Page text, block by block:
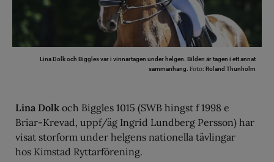
Lina Dolk och Biggles var i vinnartagen under helgen. Bilden är tagen i ett annat
sammanhang. Foto: Roland Thunholm
Lina Dolk och Biggles 1015 (SWB hingst f 1998 e
Briar-Krevad, uppf/äg Ingrid Lundberg Persson) har
visat storform under helgens nationella tävlingar
hos Kimstad Ryttarförening.